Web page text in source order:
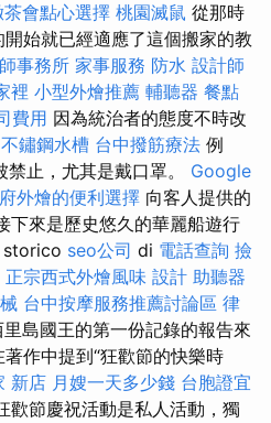
茶會點心選擇 桃園滅鼠 從那時
始就已經適應了這個搬家的教
事務所 家事服務 防水 設計師
裡 小型外燴推薦 輔聽器 餐點
費用 因為統治者的態度不時改
不鏽鋼水槽 台中撥筋療法 例
止，尤其是戴口罩。 Google
外燴的便利選擇 向客人提供的
下來是歷史悠久的華麗船遊行
storico seo公司 di 電話查詢 撿
正宗西式外燴風味 設計 助聽器
台中按摩服務推薦討論區 律
島國王的第一份記錄的報告來
作中提到“狂歡節的快樂時
新店 月嫂一天多少錢 台胞證宜
歡節慶祝活動是私人活動，獨